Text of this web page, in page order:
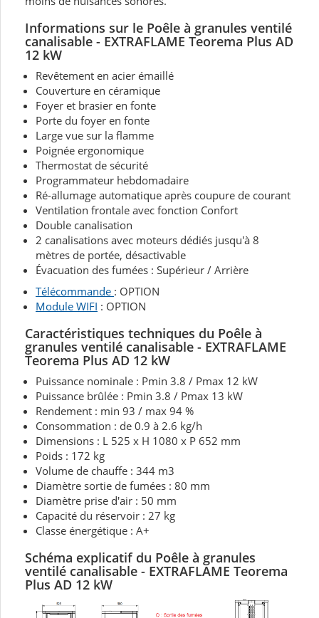
Informations sur le Poêle à granules ventilé
canalisable - EXTRAFLAME Teorema Plus AD
12 kW
Revêtement en acier émaillé
Couverture en céramique
Foyer et brasier en fonte
Porte du foyer en fonte
Large vue sur la flamme
Poignée ergonomique
Thermostat de sécurité
Programmateur hebdomadaire
Ré-allumage automatique après coupure de courant
Ventilation frontale avec fonction Confort
Double canalisation
2 canalisations avec moteurs dédiés jusqu'à 8
mètres de portée, désactivable
Évacuation des fumées : Supérieur / Arrière
Télécommande : OPTION
Module WIFI : OPTION
Caractéristiques techniques du Poêle à
granules ventilé canalisable - EXTRAFLAME
Teorema Plus AD 12 kW
Puissance nominale : Pmin 3.8 / Pmax 12 kW
Puissance brûlée : Pmin 3.8 / Pmax 13 kW
Rendement : min 93 / max 94 %
Consommation : de 0.9 à 2.6 kg/h
Dimensions : L 525 x H 1080 x P 652 mm
Poids : 172 kg
Volume de chauffe : 344 m3
Diamètre sortie de fumées : 80 mm
Diamètre prise d'air : 50 mm
Capacité du réservoir : 27 kg
Classe énergétique : A+
Schéma explicatif du Poêle à granules
ventilé canalisable - EXTRAFLAME Teorema
Plus AD 12 kW